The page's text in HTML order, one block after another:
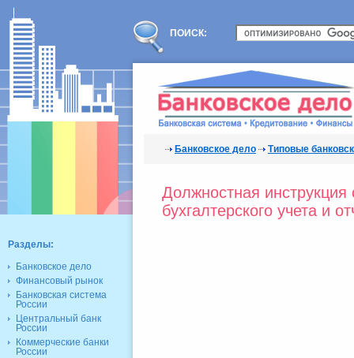
ПОИСК:
Банковское дело Типовые
Должностная инструкция
бухгалтерского учета и
Разделы:
Банковское дело
Финансовый рынок
Банковская система
России
Центральный банк
России
Коммерческие банки
России